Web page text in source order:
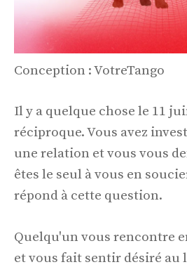
Conception : VotreTango
Il y a quelque chose le 11
réciproque. Vous avez
une relation et vous vous
êtes le seul à vous en
répond à cette question.
Quelqu'un vous rencontre
et vous fait sentir désiré au